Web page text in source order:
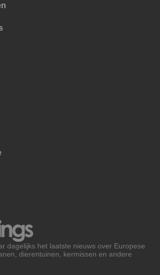
dagelijks het laatste nieuws over Europese
dierentuinen, kermissen en andere